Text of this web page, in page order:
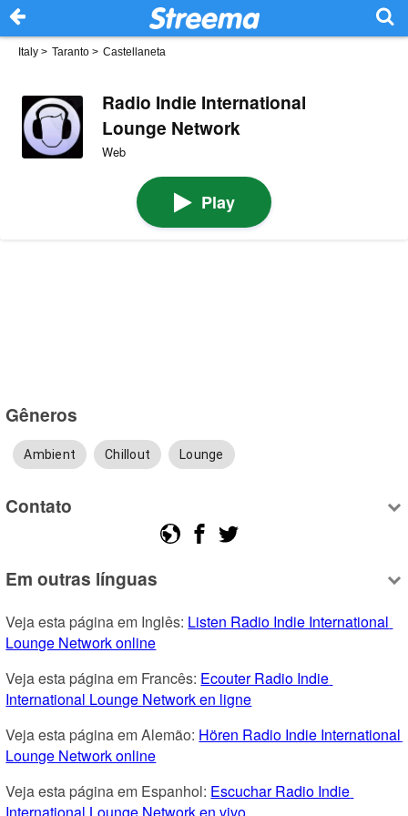
Italy > Taranto > Castellaneta
Radio Indie International
Lounge Network
Web
Play
Gêneros
Ambient Chillout Lounge
Contato
Em outras línguas
Veja esta página em Inglês: Listen Radio Indie International
Lounge Network online
Veja esta página em Francês: Ecouter Radio Indie
International Lounge Network en ligne
Veja esta página em Alemão: Hören Radio Indie International
Lounge Network online
Veja esta página em Espanhol: Escuchar Radio Indie
International Lounge Network en vivo